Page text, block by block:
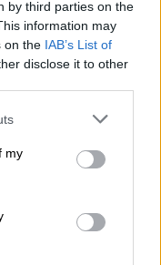
by third parties on the
information may
on the IAB’s List of
disclose it to other
my
Casa de
Francesc
– Escalante